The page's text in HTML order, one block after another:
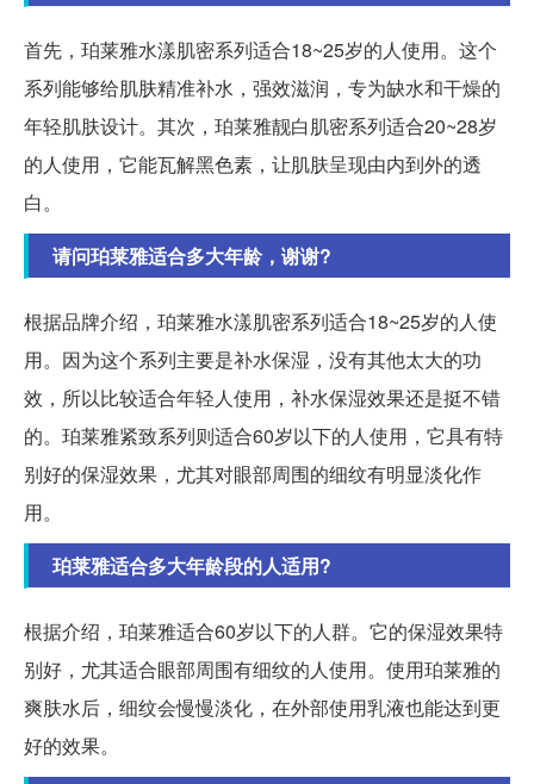
首先，珀莱雅水漾肌密系列适合18~25岁的人使用。这个
系列能够给肌肤精准补水，强效滋润，专为缺水和干燥的
年轻肌肤设计。其次，珀莱雅靓白肌密系列适合20~28岁
的人使用，它能瓦解黑色素，让肌肤呈现由内到外的透
白。
请问珀莱雅适合多大年龄，谢谢?
根据品牌介绍，珀莱雅水漾肌密系列适合18~25岁的人使
用。因为这个系列主要是补水保湿，没有其他太大的功
效，所以比较适合年轻人使用，补水保湿效果还是挺不错
的。珀莱雅紧致系列则适合60岁以下的人使用，它具有特
别好的保湿效果，尤其对眼部周围的细纹有明显淡化作
用。
珀莱雅适合多大年龄段的人适用?
根据介绍，珀莱雅适合60岁以下的人群。它的保湿效果特
别好，尤其适合眼部周围有细纹的人使用。使用珀莱雅的
爽肤水后，细纹会慢慢淡化，在外部使用乳液也能达到更
好的效果。